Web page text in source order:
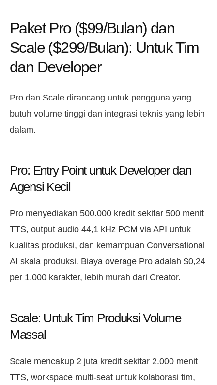
Paket Pro ($99/Bulan) dan
Scale ($299/Bulan): Untuk Tim
dan Developer
Pro dan Scale dirancang untuk pengguna yang
butuh volume tinggi dan integrasi teknis yang lebih
dalam.
Pro: Entry Point untuk Developer dan
Agensi Kecil
Pro menyediakan 500.000 kredit sekitar 500 menit
TTS, output audio 44,1 kHz PCM via API untuk
kualitas produksi, dan kemampuan Conversational
AI skala produksi. Biaya overage Pro adalah $0,24
per 1.000 karakter, lebih murah dari Creator.
Scale: Untuk Tim Produksi Volume
Massal
Scale mencakup 2 juta kredit sekitar 2.000 menit
TTS, workspace multi-seat untuk kolaborasi tim,